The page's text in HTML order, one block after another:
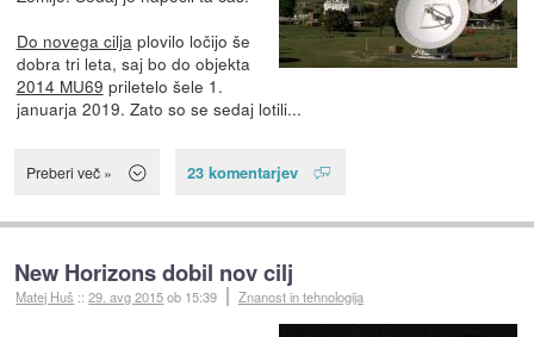
Do novega ciljaplovilo ločijo še
dobra tri leta, saj bo do objekta
2014 MU69 priletelo šele 1.
januarja 2019. Zato so se sedaj lotili...
Preberi več » 23 komentarjev
New Horizons dobil nov cilj
Matej Huš ::29. avg 2015ob 15:39 Znanost in tehnologija